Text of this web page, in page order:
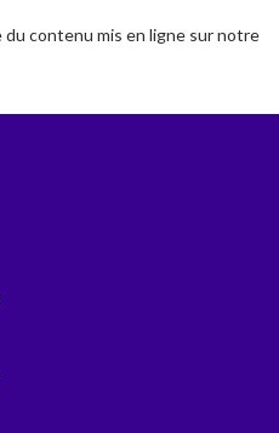
du contenu mis en ligne sur notre